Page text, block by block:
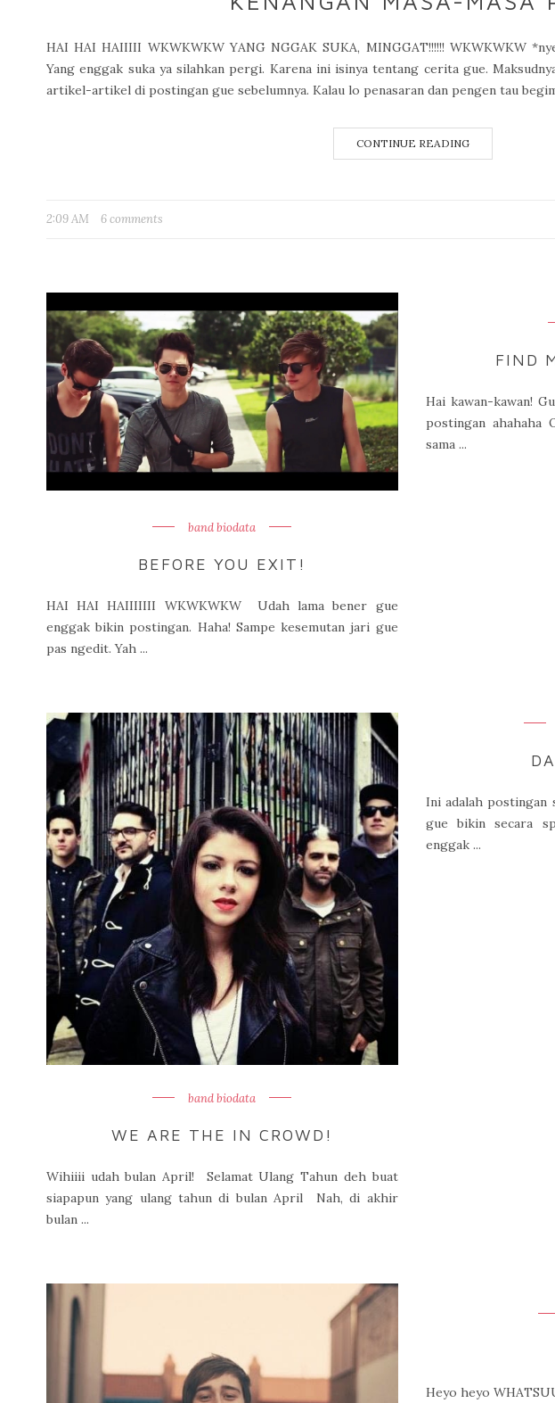
HAI HAI HAIIIII WKWKWKW YANG NGGAK SUKA, MINGGAT!!!!!! WKWKWKW
Yang enggak suka ya silahkan pergi. Karena ini isinya tentang cerita gue.
artikel-artikel di postingan gue sebelumnya. Kalau lo penasaran dan pengen tau
CONTINUE READING
2:09 AM 6 comments
band biodata
BEFORE YOU EXIT!
HAI HAI HAIIIIIII WKWKWKW Udah lama bener gue
enggak bikin postingan. Haha! Sampe kesemutan jari gue
pas ngedit. Yah ...
FIND
Hai kawan-kawan!
postingan
sama ...
band biodata
WE ARE THE IN CROWD!
Wihiiii udah bulan April! Selamat Ulang Tahun deh buat
siapapun yang ulang tahun di bulan April Nah, di akhir
bulan ...
Ini adalah postingan
gue bikin secara
enggak ...
Heyo heyo